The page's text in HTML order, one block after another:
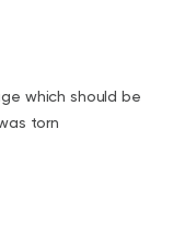
which should be
torn